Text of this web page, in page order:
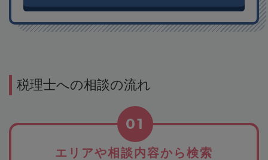
税理士への相談の流れ
エリアや相談内容から検索
01